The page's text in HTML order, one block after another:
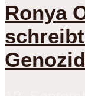
Ronya